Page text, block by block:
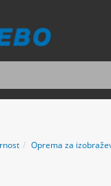
Oprema za